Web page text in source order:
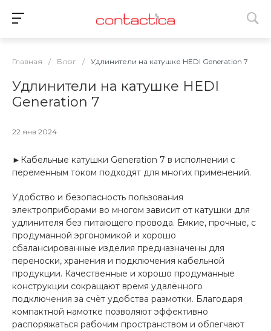
Главная / Блог / Удлинители на катушке HEDI Generation 7
Удлинители на катушке HEDI
Generation 7
22 янв 2024
►Кабельные катушки Generation 7 в исполнении с
переменным током подходят для многих применений.
Удобство и безопасность пользования
электроприборами во многом зависит от катушки для
удлинителя без питающего провода. Ёмкие, прочные, с
продуманной эргономикой и хорошо
сбалансированные изделия предназначены для
переноски, хранения и подключения кабельной
продукции. Качественные и хорошо продуманные
конструкции сокращают время удалённого
подключения за счёт удобства размотки. Благодаря
компактной намотке позволяют эффективно
распоряжаться рабочим пространством и облегчают